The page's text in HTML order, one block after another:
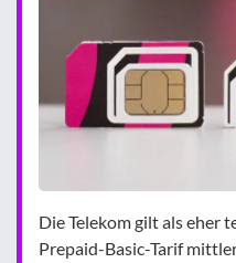
Die Telekom gilt als eher
Prepaid-Basic-Tarif